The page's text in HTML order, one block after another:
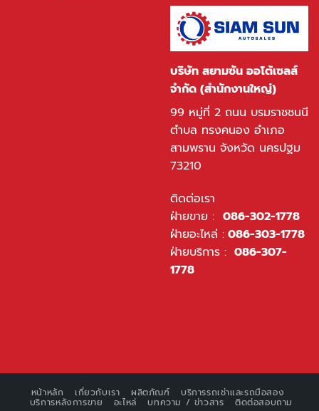
บริษัท สยามซัน ออโต้เซลส์
จำกัด (สำนักงานใหญ่)
99 หมู่ที่ 2 ถนน บรมราชชนนี
ตำบล ทรงคนอง อำเภอ
สามพราน จังหวัด นครปฐม
73210
ติดต่อเรา
ฝ่ายขาย : 086-302-1778
ฝ่ายอะไหล่ : 086-303-1778
ฝ่ายบริการ : 086-307-
1778
หน้าหลัก เกี่ยวกับเรา ผลิตภัณฑ์ บริการรถเช่าและรถมือสอง
บริการหลังการขาย อะไหล่ บทความ / ข่าวสาร ติดต่อสอบถาม